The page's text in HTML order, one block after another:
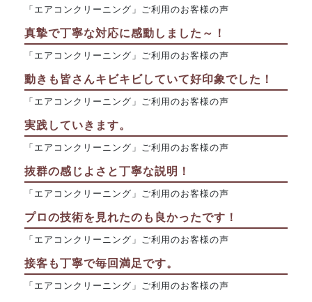
「エアコンクリーニング」ご利用のお客様の声
真摯で丁寧な対応に感動しました～！
「エアコンクリーニング」ご利用のお客様の声
動きも皆さんキビキビしていて好印象でした！
「エアコンクリーニング」ご利用のお客様の声
実践していきます。
「エアコンクリーニング」ご利用のお客様の声
抜群の感じよさと丁寧な説明！
「エアコンクリーニング」ご利用のお客様の声
プロの技術を見れたのも良かったです！
「エアコンクリーニング」ご利用のお客様の声
接客も丁寧で毎回満足です。
「エアコンクリーニング」ご利用のお客様の声